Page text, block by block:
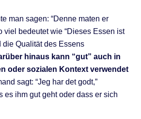
man sagen: “Denne maten er
viel bedeutet wie “Dieses Essen ist
die Qualität des Essens
hinaus kann “gut” auch in
oder sozialen Kontext verwendet
sagt: “Jeg har det godt,”
es ihm gut geht oder dass er sich